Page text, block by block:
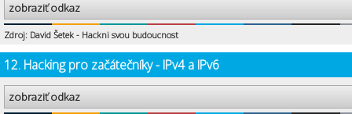
zobraziť odkaz
Zdroj: David Šetek - Hackni svou budoucnost
12. Hacking pro začátečníky - IPv4 a IPv6
zobraziť odkaz